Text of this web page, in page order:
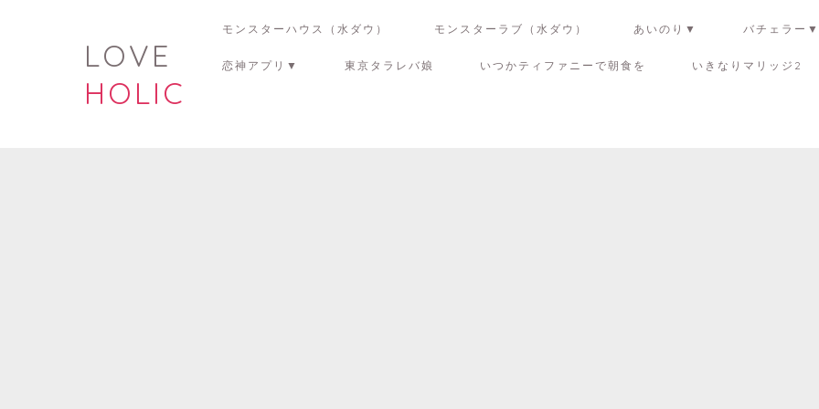
LOVE
HOLIC
モンスターハウス（水ダウ） モンスターラブ（水ダウ） あいのり▼ バチェラー▼
恋神アプリ▼ 東京タラレバ娘 いつかティファニーで朝食を いきなりマリッジ2